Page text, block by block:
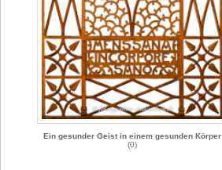
Ein gesunder Geist in einem gesunden Körper
(0)